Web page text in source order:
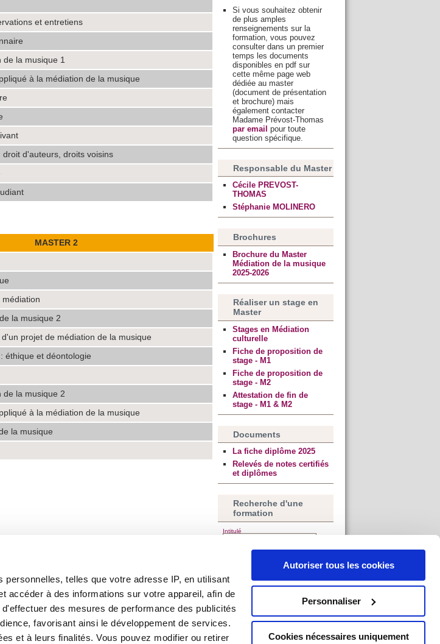
personnelles, telles que votre adresse IP, en utilisant
accéder à des informations sur votre appareil, afin de
des mesures de performance des publicités
favorisant ainsi le développement de services.
et à leurs finalités. Vous pouvez modifier ou retirer
Autoriser tous les cookies
Personnaliser
Cookies nécessaires uniquement
et entretiens
de la musique 1
à la médiation de la musique
droit d'auteurs, droits voisins
MASTER 2
la musique 2
projet de médiation de la musique
éthique et déontologie
de la musique 2
à la médiation de la musique
la musique
Si vous souhaitez obtenir
de plus amples
renseignements sur la
formation, vous pouvez
consulter dans un premier
temps les documents
disponibles en pdf sur
cette même page web
dédiée au master
(document de présentation
et brochure) mais
également contacter
Madame Prévost-Thomas
par email pour toute
question spécifique.
Responsable du Master
Cécile PREVOST-
THOMAS
Stéphanie MOLINERO
Brochures
Brochure du Master
Médiation de la musique
2025-2026
Réaliser un stage en
Master
Stages en Médiation
culturelle
Fiche de proposition de
stage - M1
Fiche de proposition de
stage - M2
Attestation de fin de
stage - M1 & M2
Documents
La fiche diplôme 2025
Relevés de notes certifiés
et diplômes
Recherche d'une
formation
Intitulé
Discipline
Composante